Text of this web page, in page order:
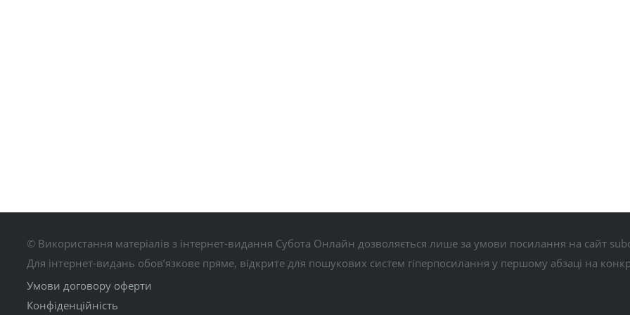
© Використання матеріалів з інтернет-видання Субота Онлайн дозволяється лише за умови посилання на сайт
Для інтернет-видань обов’язкове пряме, відкрите для пошукових систем гіперпосилання у першому абзаці на
Умови договору оферти
Конфіденційність